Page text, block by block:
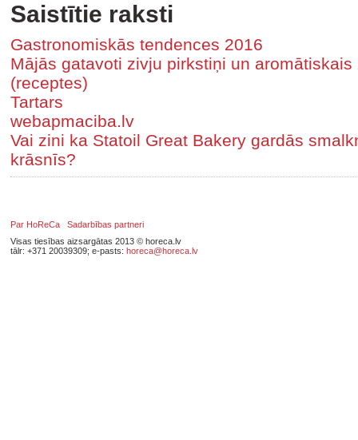
Saistītie raksti
Gastronomiskās tendences 2016
Mājās gatavoti zivju pirkstiņi un
(receptes)
Tartars
webapmaciba.lv
Vai zini ka Statoil Great Bakery gardās
krāsnīs?
Par HoReCa
Sadarbības partneri
Visas tiesības aizsargātas 2013 © horeca.lv
tālr: +371 20039309; e-pasts: horeca@horeca.lv